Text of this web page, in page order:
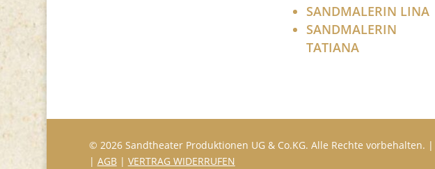
SANDMALERIN LINA
SANDMALERIN
TATIANA
© 2026 Sandtheater Produktionen UG & Co.KG. Alle Rechte vorbehalten. |
| AGB| VERTRAG WIDERRUFEN